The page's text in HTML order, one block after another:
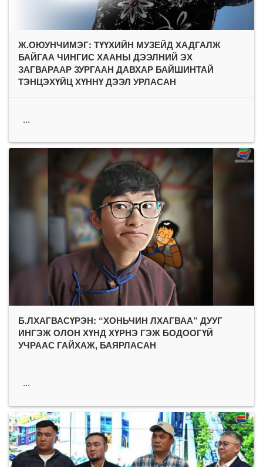
Ж.ОЮУНЧИМЭГ: ТҮҮХИЙН МУЗЕЙД ХАДГАЛЖ
БАЙГАА ЧИНГИС ХААНЫ ДЭЭЛНИЙ ЭХ
ЗАГВАРААР ЗУРГААН ДАВХАР БАЙШИНТАЙ
ТЭНЦЭХҮЙЦ ХҮННҮ ДЭЭЛ УРЛАСАН
...
Б.ЛХАГВАСҮРЭН: “ХОНЬЧИН ЛХАГВАА” ДУУГ
ИНГЭЖ ОЛОН ХҮНД ХҮРНЭ ГЭЖ БОДООГҮЙ
УЧРААС ГАЙХАЖ, БАЯРЛАСАН
...